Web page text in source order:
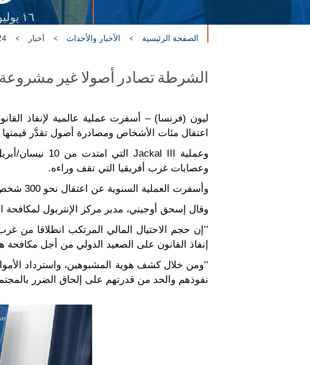
١٦ يوليو، ٢٠٢٤
الصفحة الرئيسية الأخبار والأحداث أخبار
الشرطة تصادر أصولا غير مشروعة
اعتقال مئات الأشخاص ومصادرة أصول تقدَّر قيمتها بـ 3 ملايين دولار أمريكي وتفكيك عدة شبكات إجرامية في أنحاء
وعصابات غرب أفريقيا التي تقف وراءه.
وأسفرت العملية السنوية عن اعتقال نحو 300 شخص، وكشف هوية ما يربو على 400 مشتبه بهم آخرين، وحجب أكثر من 720 حسابا مصرفيا.
وقال إسحق أوجيني، مدير مركز الإنتربول لمكافحة
’’إن حجم الاحتيال المالي المرتكب انطلاقا من
إنفاذ القانون على الصعيد الدولي من أجل مكافحة
’’ومن خلال كشف هوية المشبوهين، واسترداد
نفوذهم والحد من قدرتهم على إلحاق الضرر